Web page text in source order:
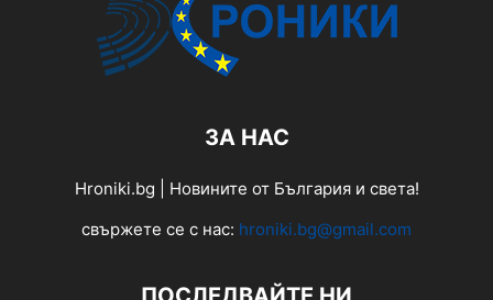
ЗА НАС
Hroniki.bg | Новините от България и света!
свържете се с нас: hroniki.bg@gmail.com